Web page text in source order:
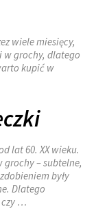
wiele miesięcy,
w grochy, dlatego
kupić w
lat 60. XX wieku.
grochy – subtelne,
były
Dlatego
czy …